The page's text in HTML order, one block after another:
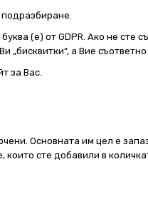
(е) от GDPR. Ако не сте
„бисквитки“, а Вие
за Вас.
Основната им цел е
сте добавили в